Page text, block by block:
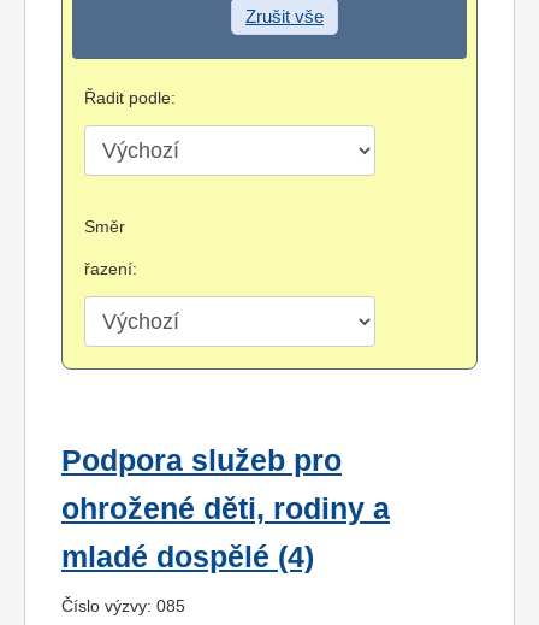
Zrušit vše
Řadit podle:
Směr
řazení:
Podpora služeb pro
ohrožené děti, rodiny a
mladé dospělé (4)
Číslo výzvy: 085